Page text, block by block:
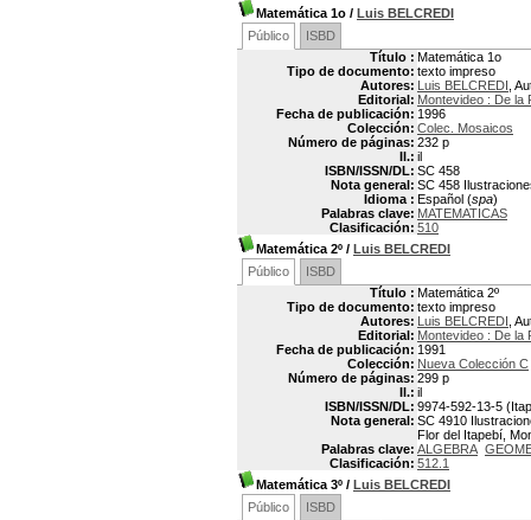
Matemática 1o / Luis BELCREDI
Público
ISBD
Título : Matemática 1o
Tipo de documento: texto impreso
Autores: Luis BELCREDI ,
Editorial: Montevideo : De la
Fecha de publicación: 1996
Colección: Colec. Mosaicos
Número de páginas: 232 p
Il.: il
ISBN/ISSN/DL: SC 458
Nota general: SC 458
Idioma : Español (spa)
Palabras clave: MATEMATICAS
Clasificación: 510
Matemática 2º / Luis BELCREDI
Público
ISBD
Título : Matemática 2º
Tipo de documento: texto impreso
Autores: Luis BELCREDI ,
Editorial: Montevideo : De la
Fecha de publicación: 1991
Colección: Nueva Colección C
Número de páginas: 299 p
Il.: il
ISBN/ISSN/DL: 9974-592-13-5
Nota general: SC 4910
Flor del Itapebí,
Palabras clave: ALGEBRA
Clasificación: 512.1
Matemática 3º / Luis BELCREDI
Público
ISBD